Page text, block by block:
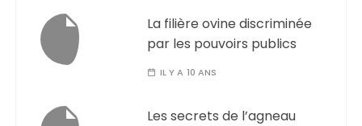
La filière ovine discriminée
par les pouvoirs publics
IL Y A 10 ANS
Les secrets de l’agneau